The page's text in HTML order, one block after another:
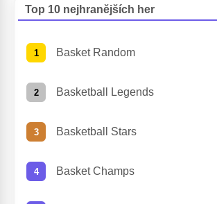
Top 10 nejhranějších her
Basket Random
Basketball Legends
Basketball Stars
Basket Champs